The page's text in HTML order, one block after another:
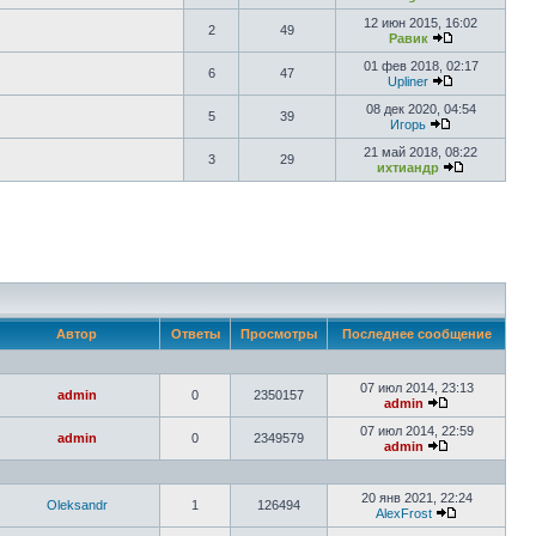
2 49
12 июн 2015, 16:02
Равик
6 47
01 фев 2018, 02:17
Upliner
5 39
08 дек 2020, 04:54
Игорь
3 29
21 май 2018, 08:22
ихтиандр
Автор Ответы Просмотры Последнее сообщение
admin 0 2350157
07 июл 2014, 23:13
admin
admin 0 2349579
07 июл 2014, 22:59
admin
Oleksandr 1 126494
20 янв 2021, 22:24
AlexFrost